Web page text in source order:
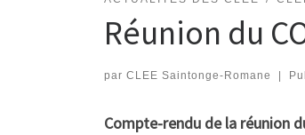
Réunion du
par CLEE Saintonge-Romane
Compte-rendu de la réunion